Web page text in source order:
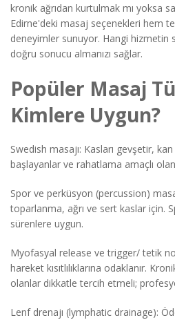
kronik ağrıdan kurtulmak mı yoksa
Edirne'deki masaj seçenekleri hem
deneyimler sunuyor. Hangi hizmetin
doğru sonucu almanızı sağlar.
Popüler Masaj
Kimlere Uygun?
Swedish masajı: Kasları gevşetir, kan
başlayanlar ve rahatlama amaçlı
Spor ve perküsyon (percussion)
toparlanma, ağrı ve sert kaslar için.
sürenlere uygun.
Myofasyal release ve trigger/ tetik
hareket kısıtlılıklarına odaklanır.
olanlar dikkatle tercih etmeli;
Lenf drenajı (lymphatic drainage):